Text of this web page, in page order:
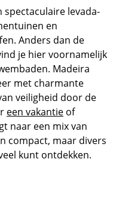
spectaculaire levada-
en
Anders dan de
je hier voornamelijk
Madeira
met charmante
veiligheid door de
een vakantie of
naar een mix van
compact, maar divers
kunt ontdekken.